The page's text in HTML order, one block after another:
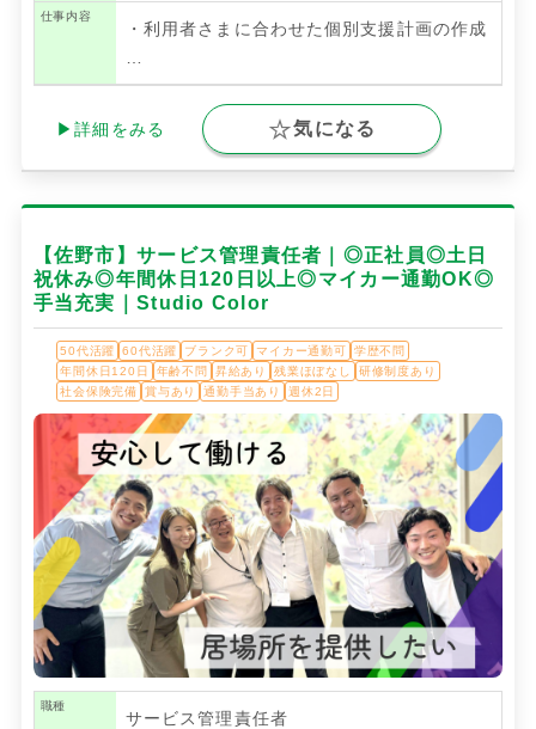
仕事内容
・利用者さまに合わせた個別支援計画の作成
▶詳細をみる 気になる
【佐野市】サービス管理責任者｜◎正社員◎土日
祝休み◎年間休日120日以上◎マイカー通勤OK◎
手当充実｜Studio Color
50代活躍 60代活躍 ブランク可 マイカー通勤可
学歴不問
年間休日120日
年齢不問 昇給あり 残業ほぼなし
研修制度あり
社会保険完備
賞与あり 通勤手当あり 週休2日
職種
サービス管理責任者